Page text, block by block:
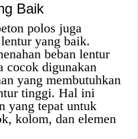
Baik
polos juga
yang baik.
beban lentur
cocok digunakan
yang membutuhkan
tinggi. Hal ini
yang tepat untuk
kolom, dan elemen